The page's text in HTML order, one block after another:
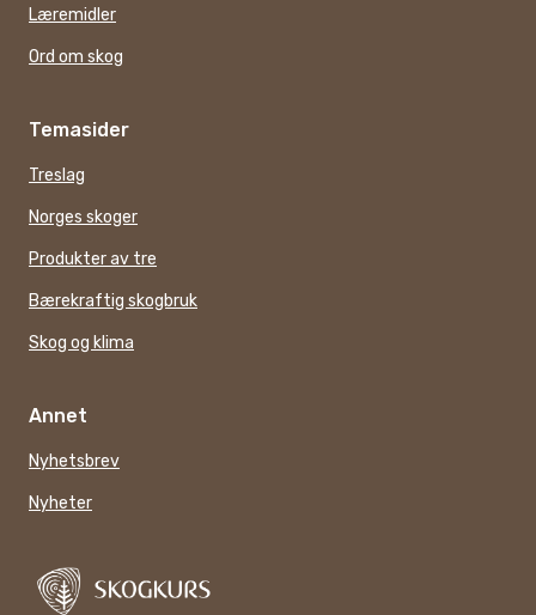
Læremidler
Ord om skog
Temasider
Treslag
Norges skoger
Produkter av tre
Bærekraftig skogbruk
Skog og klima
Annet
Nyhetsbrev
Nyheter